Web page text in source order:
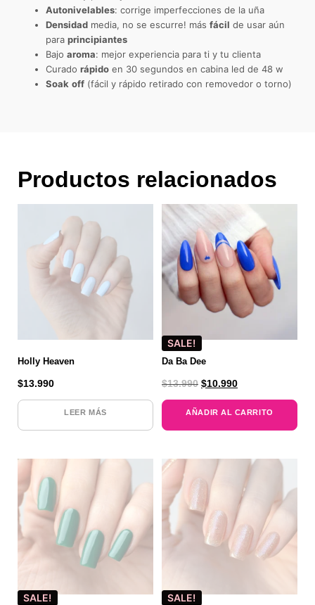
Autonivelables: corrige imperfecciones de la uña
Densidad media, no se escurre! más fácil de usar aún
para principiantes
Bajo aroma: mejor experiencia para ti y tu clienta
Curado rápido en 30 segundos en cabina led de 48 w
Soak off (fácil y rápido retirado con removedor o torno)
Productos relacionados
Holly Heaven
$13.990
LEER MÁS
SALE!
Da Ba Dee
$13.990 $10.990
AÑADIR AL CARRITO
SALE! SALE!